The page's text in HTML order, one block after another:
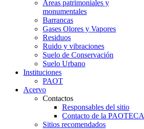
Áreas patrimoniales y
monumentales
Barrancas
Gases Olores y Vapores
Residuos
Ruido y vibraciones
Suelo de Conservación
Suelo Urbano
Instituciones
PAOT
Acervo
Contactos
Responsables del sitio
Contacto de la PAOTECA
Sitios recomendados